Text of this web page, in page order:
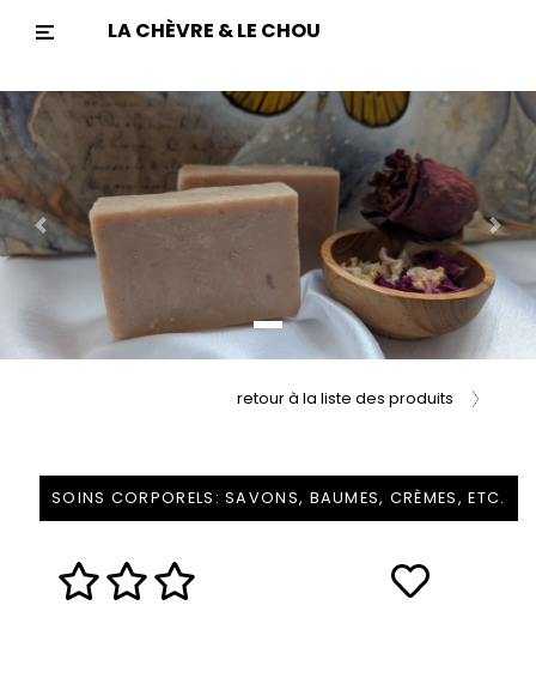
LA CHÈVRE & LE CHOU
Previous Next
SOINS CORPORELS: SAVONS, BAUMES, CRÈMES, ETC.
retour à la liste des produits